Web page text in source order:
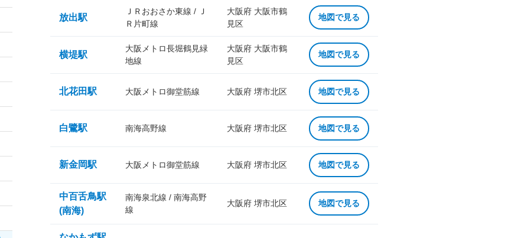
放出駅
ＪＲおおさか東線 / Ｊ
Ｒ片町線
大阪府 大阪市鶴
見区
地図で見る
横堤駅
大阪メトロ長堀鶴見緑
地線
大阪府 大阪市鶴
見区
地図で見る
北花田駅 大阪メトロ御堂筋線 大阪府 堺市北区 地図で見る
白鷺駅 南海高野線 大阪府 堺市北区 地図で見る
新金岡駅 大阪メトロ御堂筋線 大阪府 堺市北区 地図で見る
中百舌鳥駅
(南海)
南海泉北線 / 南海高野
線
大阪府 堺市北区 地図で見る